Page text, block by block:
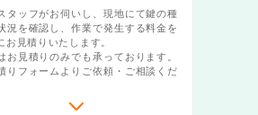
タッフがお伺いし、現地にて鍵の種
況を確認し、作業で発生する料金を
お見積りいたします。
お見積りのみでも承っております。
りフォームよりご依頼・ご相談くだ